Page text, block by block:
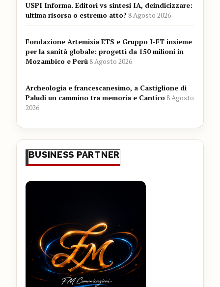
USPI Informa. Editori vs sintesi IA, deindicizzare:
ultima risorsa o estremo atto?8 Agosto 2026
Fondazione Artemisia ETS e Gruppo I-FT insieme
per la sanità globale: progetti da 150 milioni in
Mozambico e Perù8 Agosto 2026
Archeologia e francescanesimo, a Castiglione di
Paludi un cammino tra memoria e Cantico8 Agosto
2026
BUSINESS PARTNER